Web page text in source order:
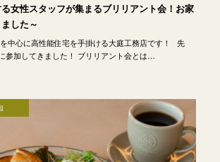
女性スタッフが集まるブリリアント会！お家
した～
中心に高性能住宅を手掛ける大庭工務店です！ 先
参加してきました！ ブリリアント会とは…